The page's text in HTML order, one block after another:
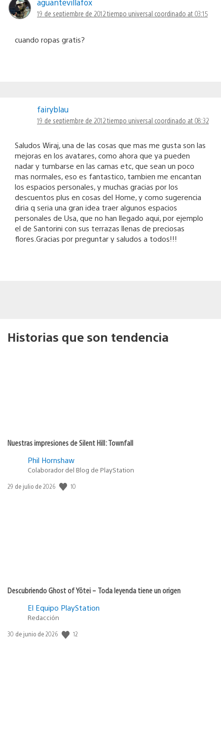
aguantevillafox
19 de septiembre de 2012 tiempo universal coordinado at 03:15
cuando ropas gratis?
fairyblau
19 de septiembre de 2012 tiempo universal coordinado at 08:32
Saludos Wiraj, una de las cosas que mas me gusta son las
mejoras en los avatares, como ahora que ya pueden
nadar y tumbarse en las camas etc, que sean un poco
mas normales, eso es fantastico, tambien me encantan
los espacios personales, y muchas gracias por los
descuentos plus en cosas del Home, y como sugerencia
diria q seria una gran idea traer algunos espacios
personales de Usa, que no han llegado aqui, por ejemplo
el de Santorini con sus terrazas llenas de preciosas
flores.Gracias por preguntar y saludos a todos!!!
Historias que son tendencia
Nuestras impresiones de Silent Hill: Townfall
Phil Hornshaw
Colaborador del Blog de PlayStation
Fecha
29 de julio de 2026 10
Descubriendo Ghost of Yōtei – Toda leyenda tiene un origen
El Equipo PlayStation
Redacción
Fecha
30 de junio de 2026 12